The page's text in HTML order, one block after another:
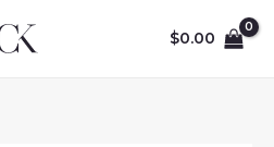
$0.00